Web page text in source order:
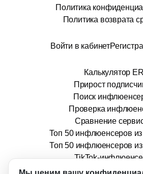
Политика
Политика возврата
Войти в кабинет
Калькулятор ER
Прирост
Поиск
Проверка
Сравнение
Топ 50 инфлюенсеров
Топ 50 инфлюенсеров
TikTok-
info@stars.md